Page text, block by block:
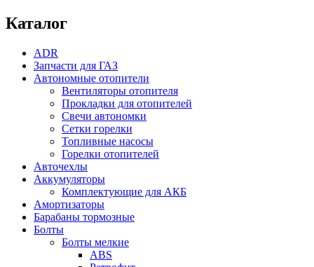
Каталог
ADR
Запчасти для ГАЗ
Автономные отопители
Вентиляторы отопителя
Прокладки для отопителей
Свечи автономки
Сетки горелки
Топливные насосы
Горелки отопителей
Авточехлы
Аккумуляторы
Комплектующие для АКБ
Амортизаторы
Барабаны тормозные
Болты
Болты мелкие
ABS